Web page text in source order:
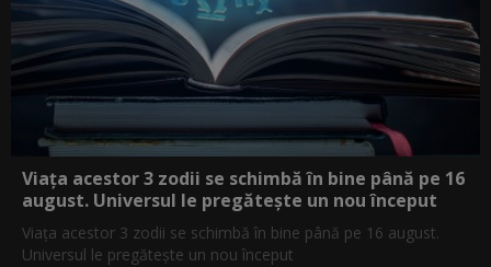
Viața acestor 3 zodii se schimbă în bine până pe 16
august. Universul le pregătește un nou început
Viața acestor 3 zodii se schimbă în bine până pe 16 august.
Universul le pregătește un nou început